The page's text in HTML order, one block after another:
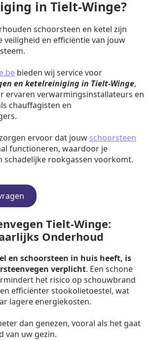
in Tielt-Winge?
schoorsteen en ketel zijn
veiligheid en efficiëntie van jouw
bieden wij service voor
en ketelreiniging in Tielt-Winge,
ervaren verwarmingsinstallateurs en
chauffagisten en
ervoor dat jouw schoorsteen
functioneren, waardoor je
schadelijke rookgassen voorkomt.
Tielt-Winge:
Onderhoud
en schoorsteen in huis heeft, is
verplicht. Een schone
het risico op schouwbrand
efficiënter stookolietoestel, wat
lagere energiekosten.
dan genezen, vooral als het gaat
van uw gezin.